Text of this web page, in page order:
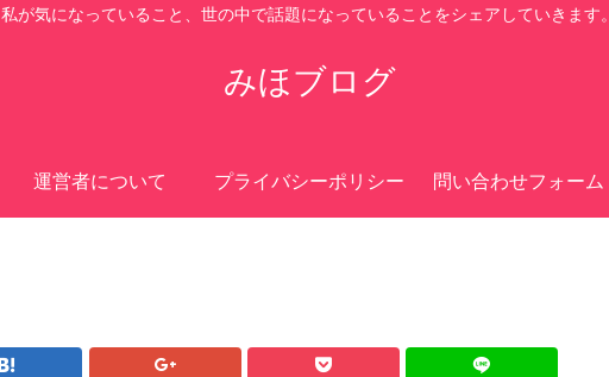
私が気になっていること、世の中で話題になっていることをシェアしていきます。
みほブログ
運営者について プライバシーポリシー 問い合わせフォーム